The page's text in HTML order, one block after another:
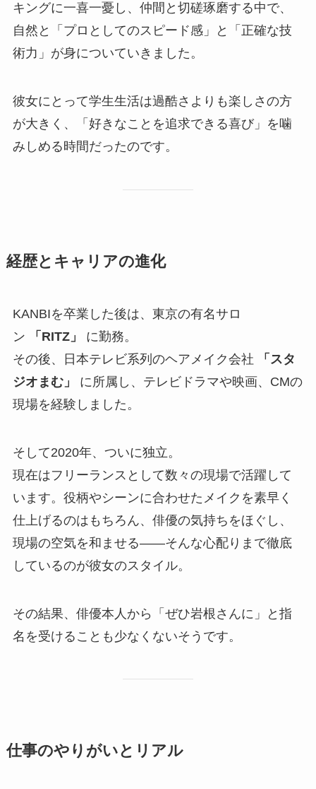
キングに一喜一憂し、仲間と切磋琢磨する中で、
自然と「プロとしてのスピード感」と「正確な技
術力」が身についていきました。
彼女にとって学生生活は過酷さよりも楽しさの方
が大きく、「好きなことを追求できる喜び」を噛
みしめる時間だったのです。
経歴とキャリアの進化
KANBIを卒業した後は、東京の有名サロ
ン
「RITZ」
に勤務。
その後、日本テレビ系列のヘアメイク会社
「スタ
ジオまむ」
に所属し、テレビドラマや映画、CMの
現場を経験しました。
そして2020年、ついに独立。
現在はフリーランスとして数々の現場で活躍して
います。役柄やシーンに合わせたメイクを素早く
仕上げるのはもちろん、俳優の気持ちをほぐし、
現場の空気を和ませる――そんな心配りまで徹底
しているのが彼女のスタイル。
その結果、俳優本人から「ぜひ岩根さんに」と指
名を受けることも少なくないそうです。
仕事のやりがいとリアル